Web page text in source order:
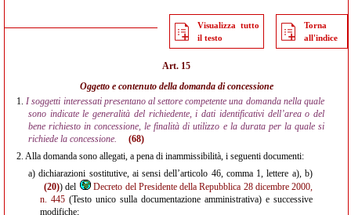
Visualizza tutto
il testo
Torna
all'indice
Art. 15
Oggetto e contenuto della domanda di concessione
1. I soggetti interessati presentano al settore competente una domanda nella quale
sono indicate le generalità del richiedente, i dati identificativi dell’area o del
bene richiesto in concessione, le finalità di utilizzo e la durata per la quale si
richiede la concessione.
(68)
2. Alla domanda sono allegati, a pena di inammissibilità, i seguenti documenti:
a) dichiarazioni sostitutive, ai sensi dell’articolo 46, comma 1, lettere a), b)
(20)) del
Decreto del Presidente della Repubblica 28 dicembre 2000,
n. 445 (Testo unico sulla documentazione amministrativa) e successive
modifiche;